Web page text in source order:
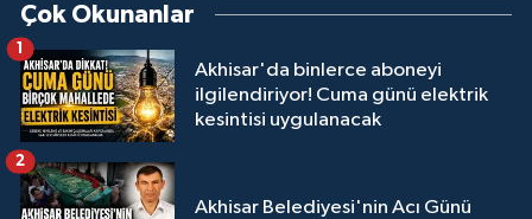
Çok Okunanlar
Akhisar'da binlerce aboneyi
ilgilendiriyor! Cuma günü elektrik
kesintisi uygulanacak
1
Akhisar Belediyesi'nin Acı Günü
2